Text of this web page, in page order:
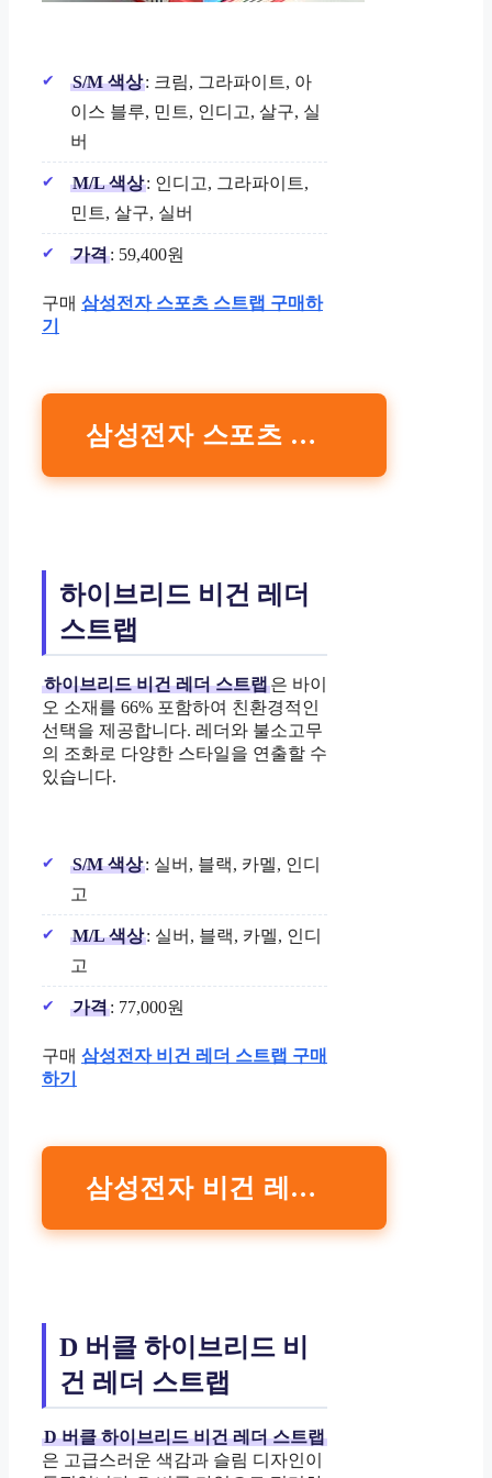
S/M 색상: 크림, 그라파이트, 아
이스 블루, 민트, 인디고, 살구, 실
버
M/L 색상: 인디고, 그라파이트,
민트, 살구, 실버
가격: 59,400원
구매 삼성전자 스포츠 스트랩 구매하
기
삼성전자 스포츠 스트랩 구매하기
하이브리드 비건 레더
스트랩
하이브리드 비건 레더 스트랩은 바이
오 소재를 66% 포함하여 친환경적인
선택을 제공합니다. 레더와 불소고무
의 조화로 다양한 스타일을 연출할 수
있습니다.
S/M 색상: 실버, 블랙, 카멜, 인디
고
M/L 색상: 실버, 블랙, 카멜, 인디
고
가격: 77,000원
구매 삼성전자 비건 레더 스트랩 구매
하기
삼성전자 비건 레더 스트랩 구매하기
D 버클 하이브리드 비
건 레더 스트랩
D 버클 하이브리드 비건 레더 스트랩
은 고급스러운 색감과 슬림 디자인이